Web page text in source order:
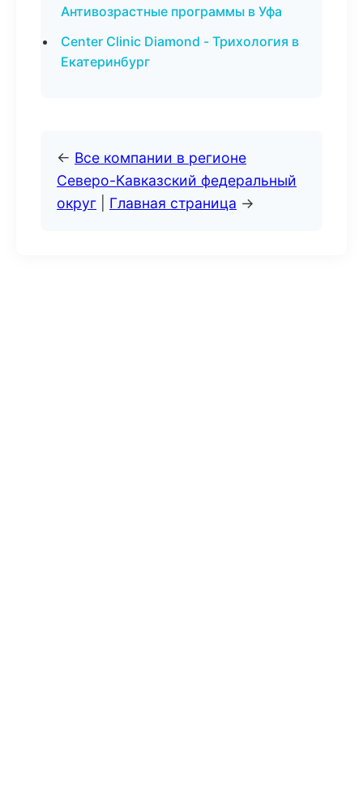
Антивозрастные программы в Уфа
Center Clinic Diamond - Трихология в
Екатеринбург
← Все компании в регионе
Северо-Кавказский федеральный
округ
Главная страница →